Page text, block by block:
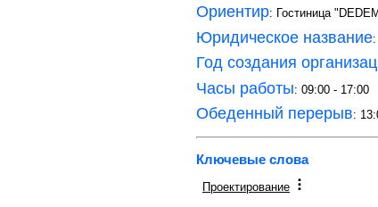
Ориентир: Гостиница
Юридическое название
Год создания
Часы работы: 09:00 - 17:00
Обеденный перерыв:
Ключевые слова
Проектирование